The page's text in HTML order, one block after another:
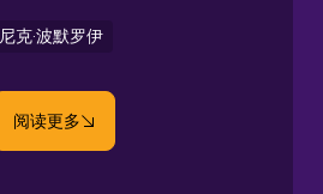
尼克·波默罗伊
阅读更多